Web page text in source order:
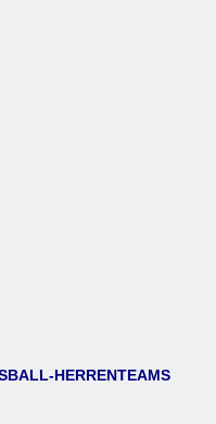
HERRENTEAMS